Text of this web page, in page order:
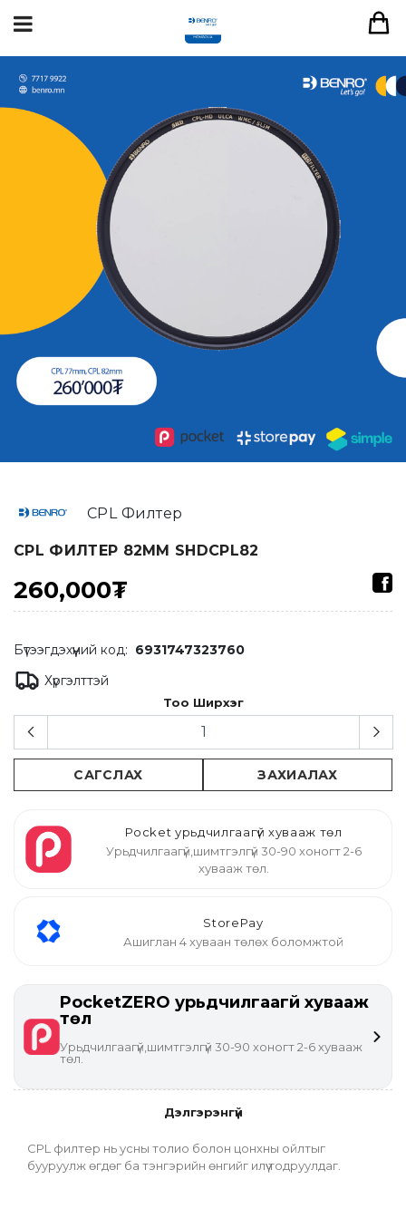
CPL Филтер
CPL ФИЛТЕР 82ММ SHDCPL82
260,000₮
Бүтээгдэхүүний код: 6931747323760
Хүргэлттэй
Тоо Ширхэг
САГСЛАХ ЗАХИАЛАХ
Pocket урьдчилгаагүй хувааж төл
Урьдчилгаагүй,шимтгэлгүй 30-90 хоногт 2-6
хувааж төл.
StorePay
Ашиглан 4 хуваан төлөх боломжтой
PocketZERO урьдчилгаагүй хувааж
төл
Урьдчилгаагүй,шимтгэлгүй 30-90 хоногт 2-6 хувааж
төл.
Дэлгэрэнгүй
CPL филтер нь усны толио болон цонхны ойлтыг
бууруулж өгдөг ба тэнгэрийн өнгийг илүү тодруулдаг.